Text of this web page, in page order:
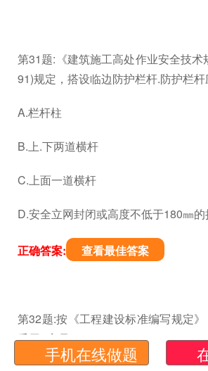
第31题:《建筑施工高处作业安全技术
91)规定，搭设临边防护栏杆.防护栏杆
A.栏杆柱
B.上.下两道横杆
C.上面一道横杆
D.安全立网封闭或高度不低于180㎜的
正确答案: 查看最佳答案
第32题:按《工程建设标准编写规定
采用()字母。
手机在线做题